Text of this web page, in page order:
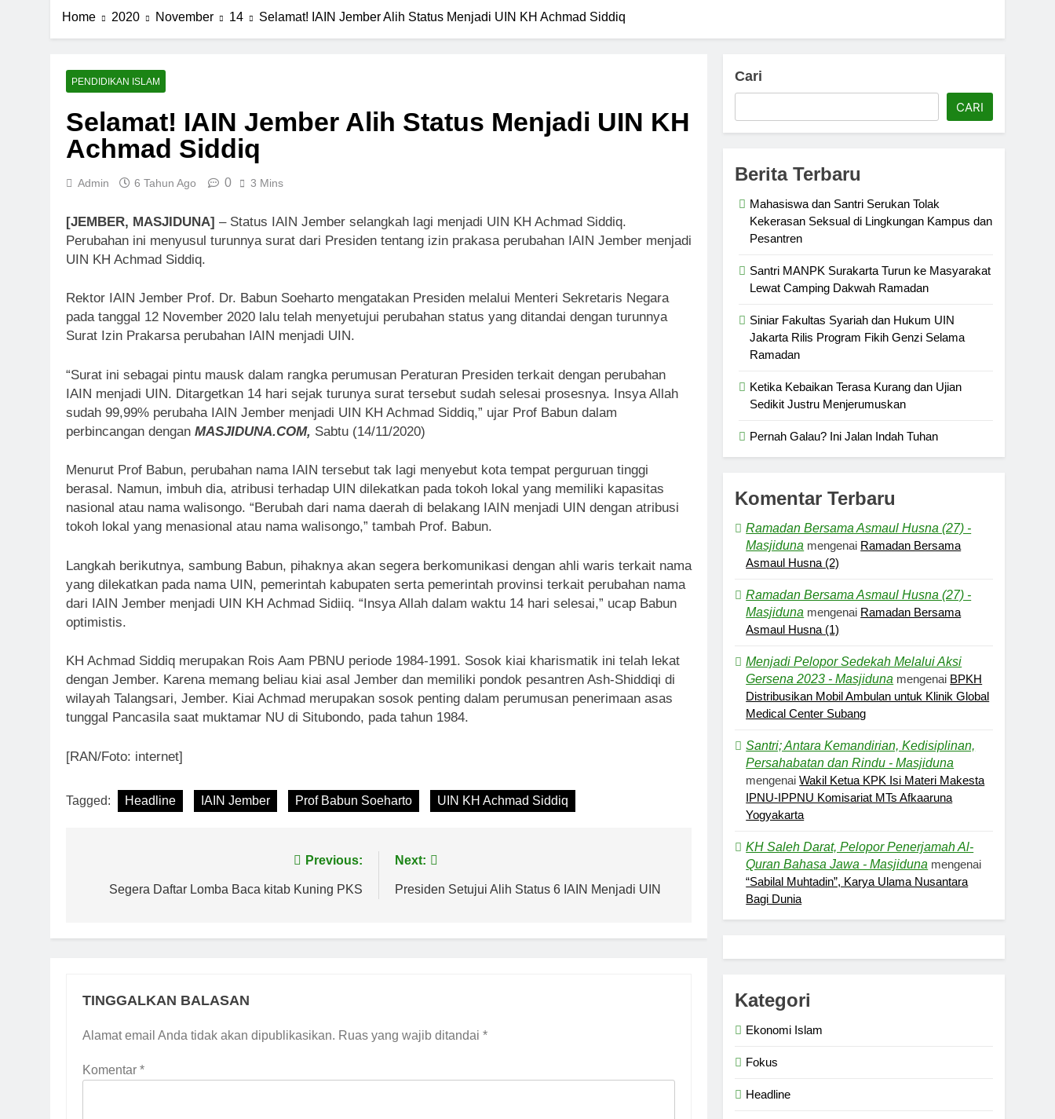
Home 2020 November 14 Selamat! IAIN Jember Alih Status Menjadi UIN KH Achmad Siddiq
PENDIDIKAN ISLAM
Selamat! IAIN Jember Alih Status Menjadi UIN KH
Achmad Siddiq
Admin 6 Tahun Ago 0 3 Mins
[JEMBER, MASJIDUNA] – Status IAIN Jember selangkah lagi menjadi UIN KH Achmad Siddiq.
Perubahan ini menyusul turunnya surat dari Presiden tentang izin prakasa perubahan IAIN Jember menjadi
UIN KH Achmad Siddiq.
Rektor IAIN Jember Prof. Dr. Babun Soeharto mengatakan Presiden melalui Menteri Sekretaris Negara
pada tanggal 12 November 2020 lalu telah menyetujui perubahan status yang ditandai dengan turunnya
Surat Izin Prakarsa perubahan IAIN menjadi UIN.
“Surat ini sebagai pintu mausk dalam rangka perumusan Peraturan Presiden terkait dengan perubahan
IAIN menjadi UIN. Ditargetkan 14 hari sejak turunya surat tersebut sudah selesai prosesnya. Insya Allah
sudah 99,99% perubaha IAIN Jember menjadi UIN KH Achmad Siddiq,” ujar Prof Babun dalam
perbincangan dengan MASJIDUNA.COM, Sabtu (14/11/2020)
Menurut Prof Babun, perubahan nama IAIN tersebut tak lagi menyebut kota tempat perguruan tinggi
berasal. Namun, imbuh dia, atribusi terhadap UIN dilekatkan pada tokoh lokal yang memiliki kapasitas
nasional atau nama walisongo. “Berubah dari nama daerah di belakang IAIN menjadi UIN dengan atribusi
tokoh lokal yang menasional atau nama walisongo,” tambah Prof. Babun.
Langkah berikutnya, sambung Babun, pihaknya akan segera berkomunikasi dengan ahli waris terkait nama
yang dilekatkan pada nama UIN, pemerintah kabupaten serta pemerintah provinsi terkait perubahan nama
dari IAIN Jember menjadi UIN KH Achmad Sidiiq. “Insya Allah dalam waktu 14 hari selesai,” ucap Babun
optimistis.
KH Achmad Siddiq merupakan Rois Aam PBNU periode 1984-1991. Sosok kiai kharismatik ini telah lekat
dengan Jember. Karena memang beliau kiai asal Jember dan memiliki pondok pesantren Ash-Shiddiqi di
wilayah Talangsari, Jember. Kiai Achmad merupakan sosok penting dalam perumusan penerimaan asas
tunggal Pancasila saat muktamar NU di Situbondo, pada tahun 1984.
[RAN/Foto: internet]
Tagged: Headline IAIN Jember Prof Babun Soeharto UIN KH Achmad Siddiq
pos
Previous:
Segera Daftar Lomba Baca kitab Kuning PKS
Next:
Presiden Setujui Alih Status 6 IAIN Menjadi UIN
TINGGALKAN BALASAN
Alamat email Anda tidak akan dipublikasikan. Ruas yang wajib ditandai *
Komentar *
Cari
CARI
Berita Terbaru
Mahasiswa dan Santri Serukan Tolak
Kekerasan Seksual di Lingkungan Kampus dan
Pesantren
Santri MANPK Surakarta Turun ke Masyarakat
Lewat Camping Dakwah Ramadan
Siniar Fakultas Syariah dan Hukum UIN
Jakarta Rilis Program Fikih Genzi Selama
Ramadan
Ketika Kebaikan Terasa Kurang dan Ujian
Sedikit Justru Menjerumuskan
Pernah Galau? Ini Jalan Indah Tuhan
Komentar Terbaru
Ramadan Bersama Asmaul Husna (27) -
Masjiduna mengenai Ramadan Bersama
Asmaul Husna (2)
Ramadan Bersama Asmaul Husna (27) -
Masjiduna mengenai Ramadan Bersama
Asmaul Husna (1)
Menjadi Pelopor Sedekah Melalui Aksi
Gersena 2023 - Masjiduna mengenai BPKH
Distribusikan Mobil Ambulan untuk Klinik Global
Medical Center Subang
Santri; Antara Kemandirian, Kedisiplinan,
Persahabatan dan Rindu - Masjiduna
mengenaiWakil Ketua KPK Isi Materi Makesta
IPNU-IPPNU Komisariat MTs Afkaaruna
Yogyakarta
KH Saleh Darat, Pelopor Penerjamah Al-
Quran Bahasa Jawa - Masjiduna mengenai
“Sabilal Muhtadin”, Karya Ulama Nusantara
Bagi Dunia
Kategori
Ekonomi Islam
Fokus
Headline